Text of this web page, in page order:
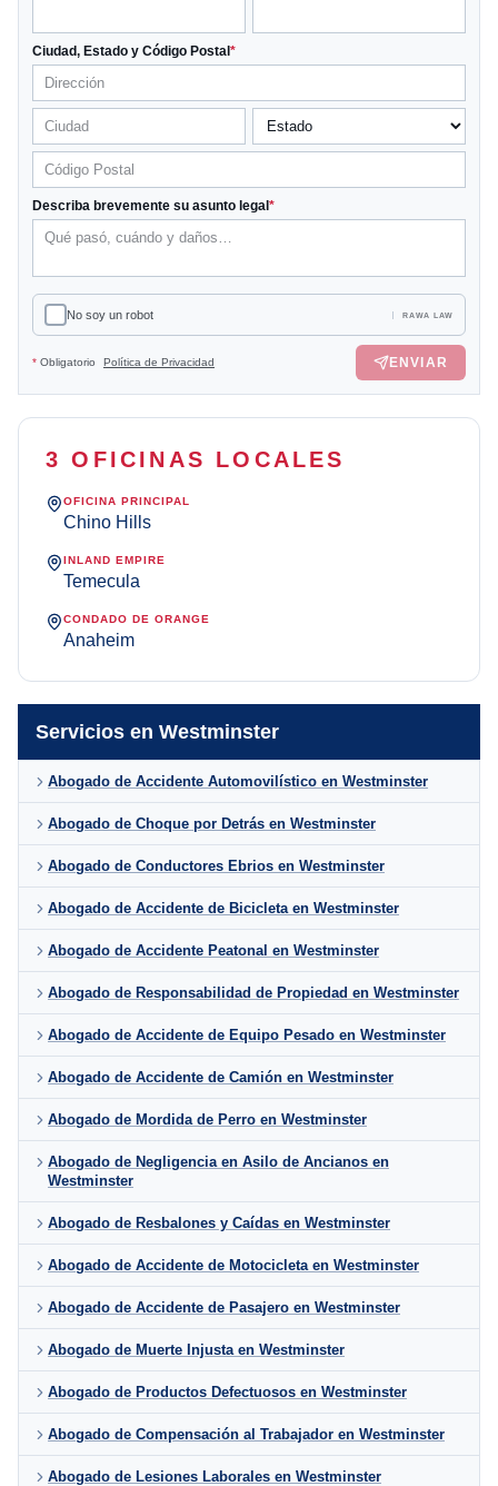
Servicios en Westminster
Abogado de Accidente Automovilístico en Westminster
Abogado de Choque por Detrás en Westminster
Abogado de Conductores Ebrios en Westminster
Abogado de Accidente de Bicicleta en Westminster
Abogado de Accidente Peatonal en Westminster
Abogado de Responsabilidad de Propiedad en Westminster
Abogado de Accidente de Equipo Pesado en Westminster
Abogado de Accidente de Camión en Westminster
Abogado de Mordida de Perro en Westminster
Abogado de Negligencia en Asilo de Ancianos en
Westminster
Abogado de Resbalones y Caídas en Westminster
Abogado de Accidente de Motocicleta en Westminster
Abogado de Accidente de Pasajero en Westminster
Abogado de Muerte Injusta en Westminster
Abogado de Productos Defectuosos en Westminster
Abogado de Compensación al Trabajador en Westminster
Abogado de Lesiones Laborales en Westminster
Ciudad, Estado y Código Postal *
Describa brevemente su asunto legal *
No soy un robot RAWA LAW
* Obligatorio Política de Privacidad ENVIAR
3 OFICINAS LOCALES
OFICINA PRINCIPAL
Chino Hills
INLAND EMPIRE
Temecula
CONDADO DE ORANGE
Anaheim